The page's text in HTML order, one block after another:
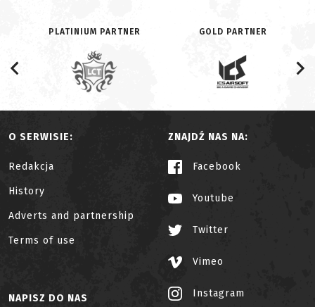
PLATINIUM PARTNER GOLD PARTNER
O SERWISIE:
Redakcja
History
Adverts and partnership
Terms of use
ZNAJDŹ NAS NA:
Facebook
Youtube
Twitter
Vimeo
Instagram
NAPISZ DO NAS